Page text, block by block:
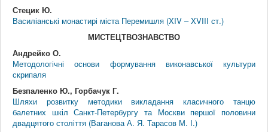
Стецик Ю.
Василіанські монастирі міста Перемишля (XIV – XVIII ст.)
МИСТЕЦТВОЗНАВСТВО
Андрейко О.
Методологічні основи формування виконавської культури
скрипаля
Безпаленко Ю., Горбачук Г.
Шляхи розвитку методики викладання класичного танцю
балетних шкіл Санкт-Петербургу та Москви першої половини
двадцятого століття (Ваганова А. Я. Тарасов М. І.)